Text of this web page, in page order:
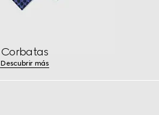
Corbatas
Descubrir más